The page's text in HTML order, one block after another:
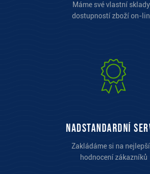
Máme své vlastní
dostupností zboží on-
Nadstandardní
Zakládáme si na
hodnocení zákazníků